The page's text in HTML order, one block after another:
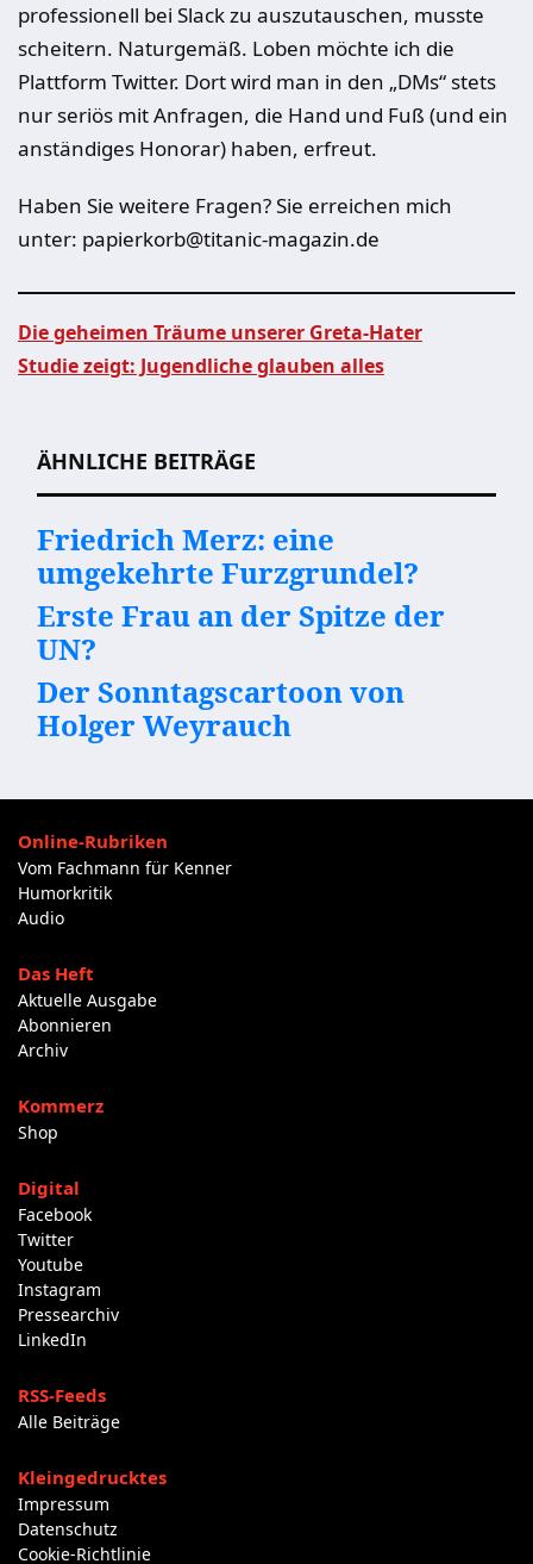
professionell bei Slack zu auszutauschen, musste
scheitern. Naturgemäß. Loben möchte ich die
Plattform Twitter. Dort wird man in den „DMs“ stets
nur seriös mit Anfragen, die Hand und Fuß (und ein
anständiges Honorar) haben, erfreut.
Haben Sie weitere Fragen? Sie erreichen mich
unter: papierkorb@titanic-magazin.de
Die geheimen Träume unserer Greta-Hater
Studie zeigt: Jugendliche glauben alles
ÄHNLICHE BEITRÄGE
Friedrich Merz: eine
umgekehrte Furzgrundel?
Erste Frau an der Spitze der
UN?
Der Sonntagscartoon von
Holger Weyrauch
Online-Rubriken
Vom Fachmann für Kenner
Humorkritik
Audio
Das Heft
Aktuelle Ausgabe
Abonnieren
Archiv
Kommerz
Shop
Digital
Facebook
Twitter
Youtube
Instagram
Pressearchiv
LinkedIn
RSS-Feeds
Alle Beiträge
Kleingedrucktes
Impressum
Datenschutz
Cookie-Richtlinie